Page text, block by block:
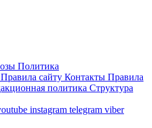
Политика
Правила сайту Контакты Правила
политика Структура
instagram telegram viber